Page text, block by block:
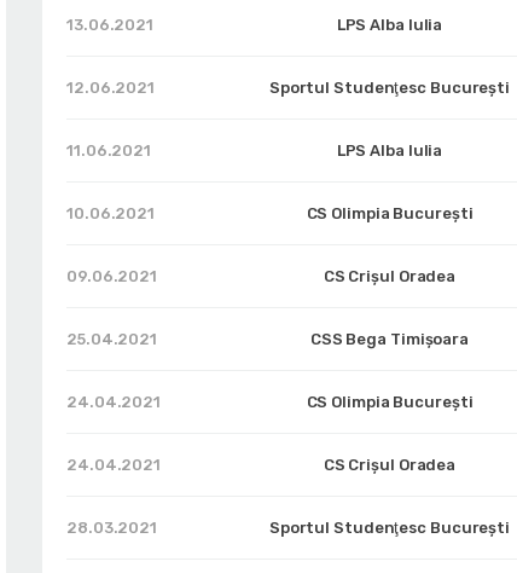
13.06.2021 LPS Alba Iulia
12.06.2021 Sportul Studenţesc Bucureşti
11.06.2021 LPS Alba Iulia
10.06.2021 CS Olimpia București
09.06.2021 CS Crișul Oradea
25.04.2021 CSS Bega Timișoara
24.04.2021 CS Olimpia București
24.04.2021 CS Crișul Oradea
28.03.2021 Sportul Studenţesc Bucureşti